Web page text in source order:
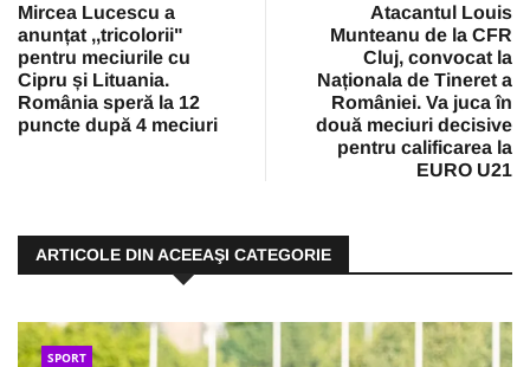
Mircea Lucescu a
anunțat ,,tricolorii"
pentru meciurile cu
Cipru și Lituania.
România speră la 12
puncte după 4 meciuri
Atacantul Louis
Munteanu de la CFR
Cluj, convocat la
Naționala de Tineret a
României. Va juca în
două meciuri decisive
pentru calificarea la
EURO U21
ARTICOLE DIN ACEEAŞI CATEGORIE
SPORT